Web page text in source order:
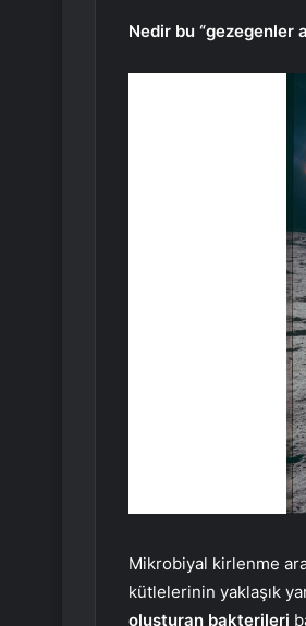
Nedir bu “gezegenler
Mikrobiyal kirlenme
kütlelerinin yaklaşık
oluşturan bakterileri